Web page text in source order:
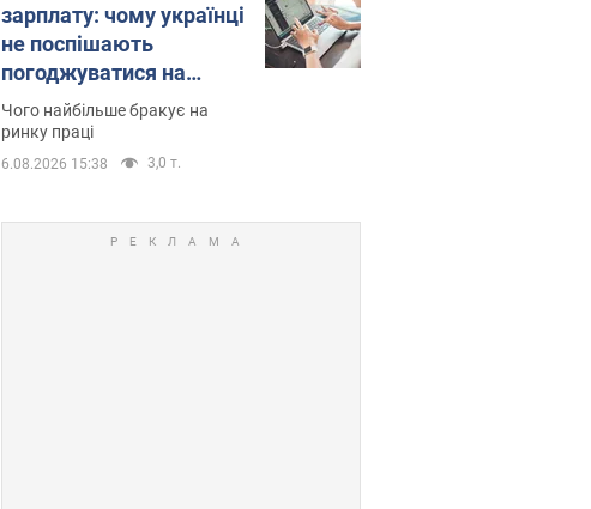
зарплату: чому українці
не поспішають
погоджуватися на
вакансії
Чого найбільше бракує на
ринку праці
6.08.2026 15:38 3,0 т.